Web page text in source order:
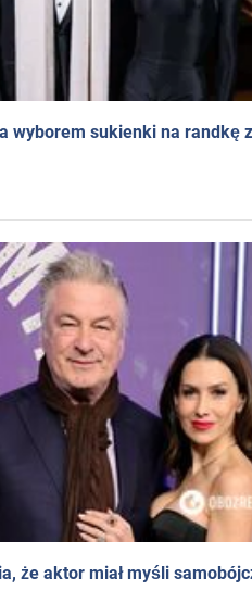
wyborem sukienki na randkę
że aktor miał myśli